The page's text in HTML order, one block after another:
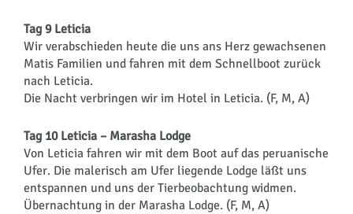
Tag 9 Leticia
Wir verabschieden heute die uns ans Herz gewachsenen
Matis Familien und fahren mit dem Schnellboot zurück
nach Leticia.
Die Nacht verbringen wir im Hotel in Leticia. (F, M, A)
Tag 10 Leticia – Marasha Lodge
Von Leticia fahren wir mit dem Boot auf das peruanische
Ufer. Die malerisch am Ufer liegende Lodge läßt uns
entspannen und uns der Tierbeobachtung widmen.
Übernachtung in der Marasha Lodge. (F, M, A)